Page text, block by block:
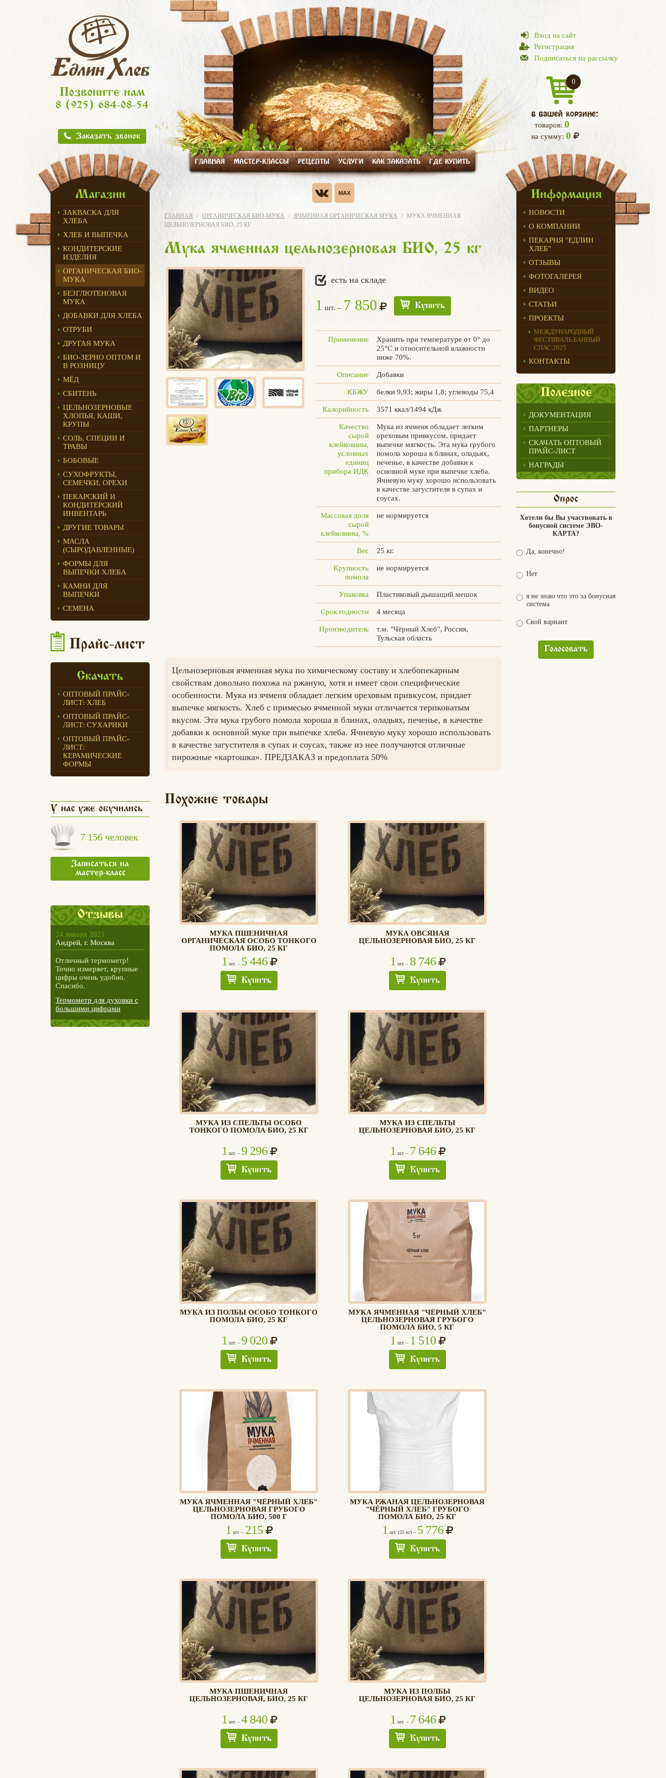
Едлин Хлеб
Позвоните нам
8 (925) 684-08-54
Заказать звонок
Вход на сайт
Регистрация
Подписаться на рассылку
0
в вашей корзине:
товаров: 0
на сумму: 0
ГЛАВНАЯ МАСТЕР-КЛАССЫ РЕЦЕПТЫ УСЛУГИ КАК ЗАКАЗАТЬ ГДЕ КУПИТЬ
Магазин
ЗАКВАСКА ДЛЯ
ХЛЕБА
ХЛЕБ И ВЫПЕЧКА
КОНДИТЕРСКИЕ
ИЗДЕЛИЯ
ОРГАНИЧЕСКАЯ БИО-
МУКА
БЕЗГЛЮТЕНОВАЯ
МУКА
ДОБАВКИ ДЛЯ ХЛЕБА
ОТРУБИ
ДРУГАЯ МУКА
БИО-ЗЕРНО ОПТОМ И
В РОЗНИЦУ
МЁД
СБИТЕНЬ
ЦЕЛЬНОЗЕРНОВЫЕ
ХЛОПЬЯ, КАШИ,
КРУПЫ
СОЛЬ, СПЕЦИИ И
ТРАВЫ
БОБОВЫЕ
СУХОФРУКТЫ,
СЕМЕЧКИ, ОРЕХИ
ПЕКАРСКИЙ И
КОНДИТЕРСКИЙ
ИНВЕНТАРЬ
ДРУГИЕ ТОВАРЫ
МАСЛА
(СЫРОДАВЛЕННЫЕ)
ФОРМЫ ДЛЯ
ВЫПЕЧКИ ХЛЕБА
КАМНИ ДЛЯ
ВЫПЕЧКИ
СЕМЕНА
Прайс-лист
Скачать
ОПТОВЫЙ ПРАЙС-
ЛИСТ: ХЛЕБ
ОПТОВЫЙ ПРАЙС-
ЛИСТ: СУХАРИКИ
ОПТОВЫЙ ПРАЙС-
ЛИСТ:
КЕРАМИЧЕСКИЕ
ФОРМЫ
У нас уже обучились
7 156 человек
Записаться на
мастер-класс
Отзывы
24 января 2021
Андрей, г. Москва
Отличный термометр!
Точно измеряет, крупные
цифры очень удобно.
Спасибо.
Термометр для духовки с
большими цифрами
Информация
НОВОСТИ
О КОМПАНИИ
ПЕКАРНЯ "ЕДЛИН
ХЛЕБ"
ОТЗЫВЫ
ФОТОГАЛЕРЕЯ
ВИДЕО
СТАТЬИ
ПРОЕКТЫ
МЕЖДУНАРОДНЫЙ
ФЕСТИВАЛЬ БАННЫЙ
СПАС 2025
КОНТАКТЫ
Полезное
ДОКУМЕНТАЦИЯ
ПАРТНЕРЫ
СКАЧАТЬ ОПТОВЫЙ
ПРАЙС-ЛИСТ
НАГРАДЫ
Опрос
Хотели бы Вы участвовать в
бонусной системе ЭВО-
КАРТА?
Да, конечно!
Нет
я не знаю что это за бонусная
система
Свой вариант
Голосовать
Вконтакте
Max
ГЛАВНАЯ ОРГАНИЧЕСКАЯ БИО-МУКА ЯЧМЕННАЯ ОРГАНИЧЕСКАЯ МУКА
МУКА ЯЧМЕННАЯ
ЦЕЛЬНОЗЕРНОВАЯ БИО, 25 КГ
Мука ячменная цельнозерновая БИО, 25 кг
есть на складе
1 шт. – 7 850 Купить
Применение
Хранить при температуре от 0° до
25°С и относительной влажности
ниже 70%.
Описание Добавки
КБЖУ белки 9,93; жиры 1,8; углеводы 75,4
Калорийность 3571 ккал/1494 кДж
Качество
сырой
клейковины,
условных
единиц
прибора ИДК
Мука из ячменя обладает легким
ореховым привкусом, придает
выпечке мягкость. Эта мука грубого
помола хороша в блинах, оладьях,
печенье, в качестве добавки к
основной муке при выпечке хлеба.
Ячневую муку хорошо использовать
в качестве загустителя в супах и
соусах.
Массовая доля
сырой
клейковины, %
не нормируется
Вес 25 кг.
Крупность
помола
не нормируется
Упаковка Пластиковый дышащий мешок
Срок годности 4 месяца
Производитель
т.м. "Чёрный Хлеб", Россия,
Тульская область
Цельнозерновая ячменная мука по химическому составу и хлебопекарным
свойствам довольно похожа на ржаную, хотя и имеет свои специфические
особенности. Мука из ячменя обладает легким ореховым привкусом, придает
выпечке мягкость. Хлеб с примесью ячменной муки отличается терпковатым
вкусом. Эта мука грубого помола хороша в блинах, оладьях, печенье, в качестве
добавки к основной муке при выпечке хлеба. Ячневую муку хорошо использовать
в качестве загустителя в супах и соусах, также из нее получаются отличные
пирожные «картошка». ПРЕДЗАКАЗ и предоплата 50%
Похожие товары
МУКА ПШЕНИЧНАЯ
ОРГАНИЧЕСКАЯ ОСОБО ТОНКОГО
ПОМОЛА БИО, 25 КГ
1 шт. – 5 446
Купить
МУКА ОВСЯНАЯ
ЦЕЛЬНОЗЕРНОВАЯ БИО, 25 КГ
1 шт. – 8 746
Купить
МУКА ИЗ СПЕЛЬТЫ ОСОБО
ТОНКОГО ПОМОЛА БИО, 25 КГ
1 шт. – 9 296
Купить
МУКА ИЗ СПЕЛЬТЫ
ЦЕЛЬНОЗЕРНОВАЯ БИО, 25 КГ
1 шт. – 7 646
Купить
МУКА ИЗ ПОЛБЫ ОСОБО ТОНКОГО
ПОМОЛА БИО, 25 КГ
1 шт. – 9 020
Купить
МУКА ЯЧМЕННАЯ "ЧЁРНЫЙ ХЛЕБ"
ЦЕЛЬНОЗЕРНОВАЯ ГРУБОГО
ПОМОЛА БИО, 5 КГ
1 шт. – 1 510
Купить
МУКА ЯЧМЕННАЯ "ЧЁРНЫЙ ХЛЕБ"
ЦЕЛЬНОЗЕРНОВАЯ ГРУБОГО
ПОМОЛА БИО, 500 Г
1 шт. – 215
Купить
МУКА РЖАНАЯ ЦЕЛЬНОЗЕРНОВАЯ
"ЧЁРНЫЙ ХЛЕБ" ГРУБОГО
ПОМОЛА БИО, 25 КГ
1 шт. (25 кг) – 5 776
Купить
МУКА ПШЕНИЧНАЯ
ЦЕЛЬНОЗЕРНОВАЯ, БИО, 25 КГ
1 шт. – 4 840
Купить
МУКА ИЗ ПОЛБЫ
ЦЕЛЬНОЗЕРНОВАЯ БИО, 25 КГ
1 шт. – 7 646
Купить